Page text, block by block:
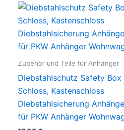
Zubehör und Teile für Anhänger
Diebstahlschutz Safety Box
Schloss, Kastenschloss
Diebstahlsicherung
für PKW Anhänger